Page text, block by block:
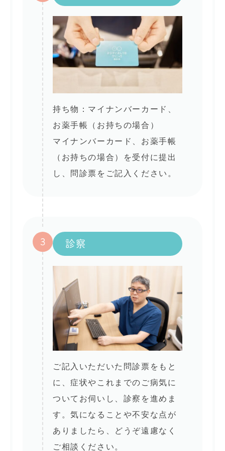
持ち物：マイナンバーカード、
お薬手帳（お持ちの場合）
マイナンバーカード、お薬手帳
（お持ちの場合）を受付に提出
し、問診票をご記入ください。
3 診察
ご記入いただいた問診票をもと
に、症状やこれまでのご病気に
ついてお伺いし、診察を進めま
す。気になることや不安な点が
ありましたら、どうぞ遠慮なく
ご相談ください。